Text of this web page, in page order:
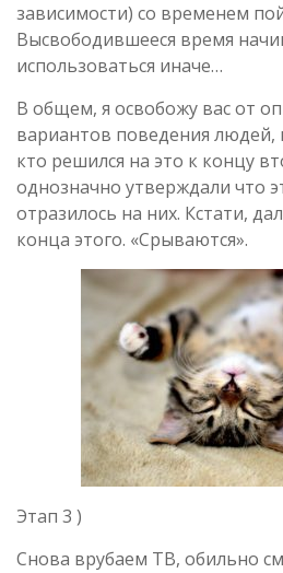
зависимости) со временем
Высвободившееся время
использоваться иначе…
В общем, я освобожу вас от
вариантов поведения людей,
кто решился на это к концу
однозначно утверждали что
отразилось на них. Кстати,
конца этого. «Срываются».
Этап 3 )
Снова врубаем ТВ, обильно